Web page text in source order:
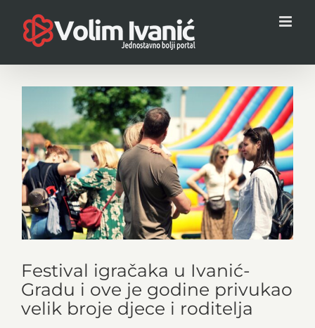
content
Image
Festival igračaka u Ivanić-
Gradu i ove je godine privukao
velik broje djece i roditelja